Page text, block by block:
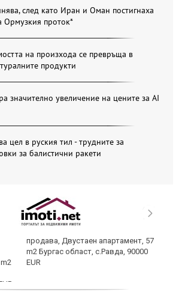
след като Иран и Оман постигнаха
Ормузкия проток*
на произхода се превръща в
продукти
значително увеличение на цените за AI
цел в руския тил - трудните за
за балистични ракети
продава, Двустаен апартамент, 57
m2 Бургас област, с.Равда, 90000
EUR